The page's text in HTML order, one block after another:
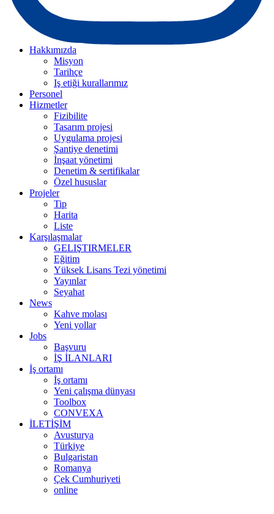
Hakkımızda
Misyon
Tarihçe
Iş etiği kurallarımız
Personel
Hizmetler
Fizibilite
Tasarım projesi
Uygulama projesi
Şantiye denetimi
İnşaat yönetimi
Denetim & sertifikalar
Özel hususlar
Projeler
Tip
Harita
Liste
Karşılaşmalar
GELIŞTIRMELER
Eğitim
Yüksek Lisans Tezi yönetimi
Yayınlar
Seyahat
News
Kahve molası
Yeni yollar
Jobs
Başvuru
İŞ İLANLARI
İş ortamı
İş ortamı
Yeni çalışma dünyası
Toolbox
CONVEXA
İLETİŞİM
Avusturya
Türkiye
Bulgaristan
Romanya
Çek Cumhuriyeti
online